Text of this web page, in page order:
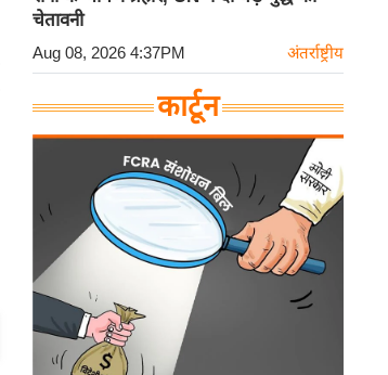
चेतावनी
Aug 08, 2026 4:37PM अंतर्राष्ट्रीय
कार्टून